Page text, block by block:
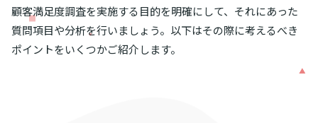
顧客満足度調査を実施する目的を明確にして、それにあった
質問項目や分析を行いましょう。以下はその際に考えるべき
ポイントをいくつかご紹介します。